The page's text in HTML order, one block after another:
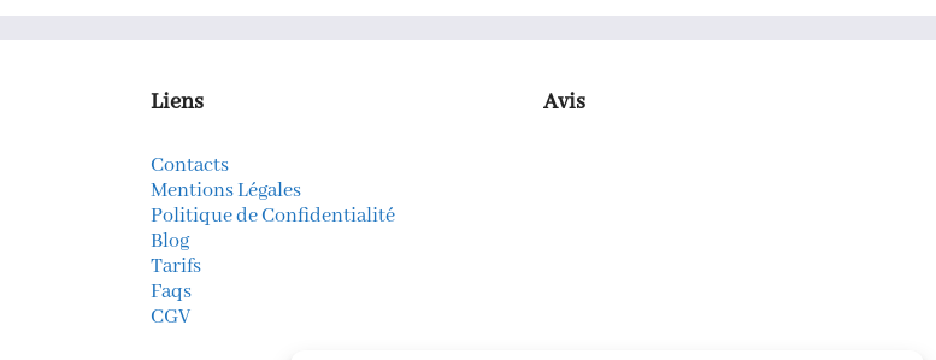
Liens
Contacts
Mentions Légales
Politique de Confidentialité
Blog
Tarifs
Faqs
CGV
Avis